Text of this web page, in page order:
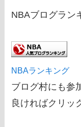
NBAブログラン
NBAランキング
ブログ村にも参
良ければクリッ